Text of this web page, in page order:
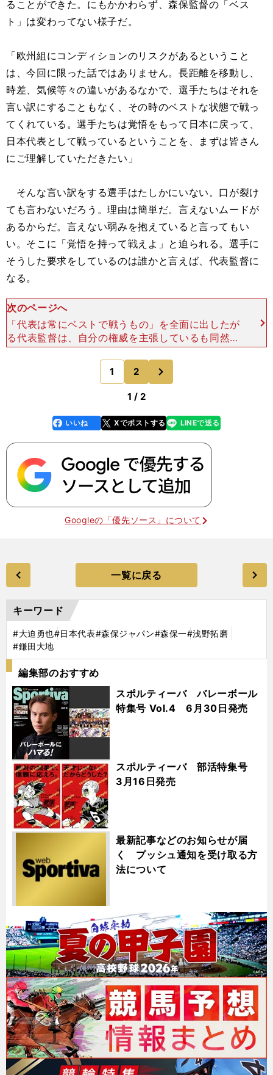
ることができた。にもかかわらず、森保監督の「ベス
ト」は変わってない様子だ。
「欧州組にコンディションのリスクがあるということ
は、今回に限った話ではありません。長距離を移動し、
時差、気候等々の違いがあるなかで、選手たちはそれを
言い訳にすることもなく、その時のベストな状態で戦っ
てくれている。選手たちは覚悟をもって日本に戻って、
日本代表として戦っているということを、まずは皆さん
にご理解していただきたい」
そんな言い訳をする選手はたしかにいない。口が裂け
ても言わないだろう。理由は簡単だ。言えないムードが
あるからだ。言えない弱みを抱えていると言ってもい
い。そこに「覚悟を持って戦えよ」と迫られる。選手に
そうした要求をしているのは誰かと言えば、代表監督に
なる。
次のページへ
「代表は常にベストで戦うもの」を全面に出したが
る代表監督は、自分の権威を主張しているも同然で
はないか。この「覚悟を持って戦っている」という
言い回しを、森保監督はこの会見でも何度となく用
いた。筆者はそこ
1 2
1 / 2
faceboo
k
いいね Xでポストする
line LINEで送る
Googleの「優先ソース」について
一覧に戻る
キーワード
#大迫勇也#日本代表#森保ジャパン#森保一#浅野拓磨
#鎌田大地
編集部のおすすめ
スポルティーバ バレーボール
特集号 Vol.4 6月30日発売
スポルティーバ 部活特集号
3月16日発売
最新記事などのお知らせが届
く プッシュ通知を受け取る方
法について